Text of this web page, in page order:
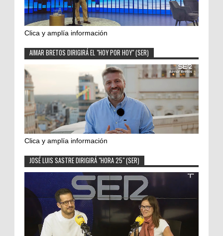
Clica y amplía información
AIMAR BRETOS DIRIGIRÁ EL "HOY POR HOY" (SER)
Clica y amplía información
JOSÉ LUIS SASTRE DIRIGIRÁ "HORA 25" (SER)